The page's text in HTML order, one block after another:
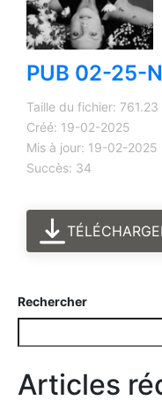
PUB 02-25-
Taille du fichier: 761.23
Créé: 19-02-2025
Mis à jour: 19-02-2025
Succès: 34
Rechercher
Articles